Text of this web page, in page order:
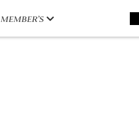
MEMBER’S